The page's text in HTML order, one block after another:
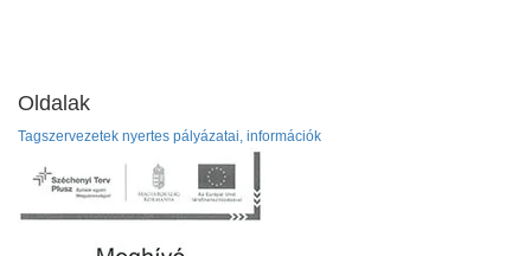
Oldalak
Tagszervezetek nyertes pályázatai, információk